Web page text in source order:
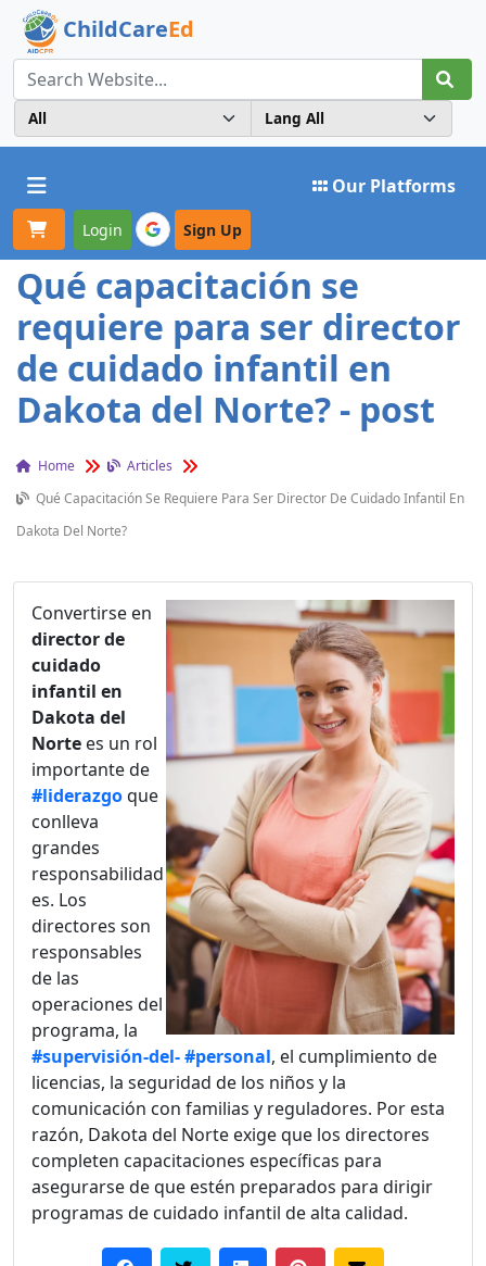
ChildCareEd
Toggle navigation Our Platforms
Login Sign Up
Qué capacitación se
requiere para ser director
de cuidado infantil en
Dakota del Norte? - post
Home
Articles
Qué Capacitación Se Requiere Para Ser Director De Cuidado Infantil En
Dakota Del Norte?
Convertirse en
director de
cuidado
infantil en
Dakota del
Norte es un rol
importante de
#liderazgoque
conlleva
grandes
responsabilidad
es. Los
directores son
responsables
de las
operaciones del
programa, la
#supervisión-del-#personal, el cumplimiento de
licencias, la seguridad de los niños y la
comunicación con familias y reguladores. Por esta
razón, Dakota del Norte exige que los directores
completen capacitaciones específicas para
asegurarse de que estén preparados para dirigir
programas de cuidado infantil de alta calidad.